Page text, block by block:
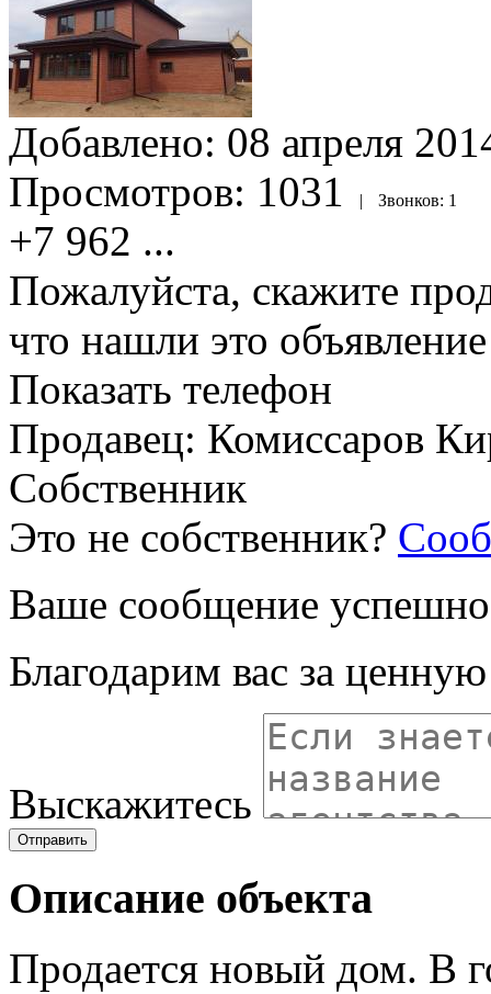
Добавлено: 08 апреля
Просмотров: 1031 | Звонков: 1
+7 962 ...
Пожалуйста, скажите
что нашли это
Показать телефон
Продавец: Комиссаров
Собственник
Это не собственник?
Ваше сообщение успешно
Благодарим вас за
Выскажитесь
Отправить
Описание объекта
Продается новый дом. В